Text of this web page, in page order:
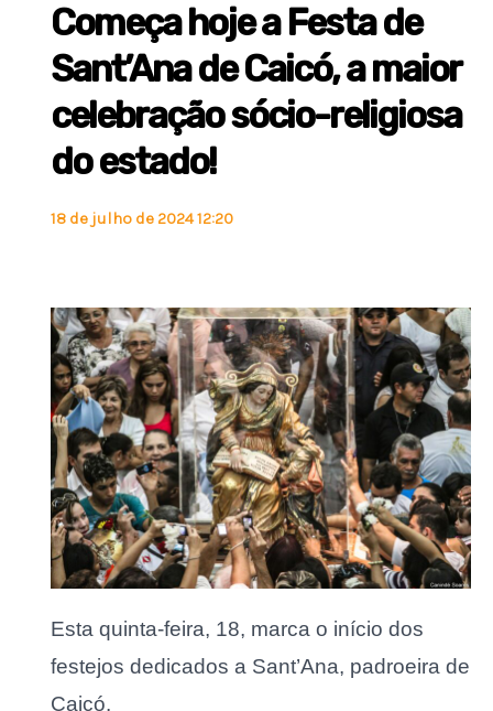
Começa hoje a Festa de
Sant’Ana de Caicó, a maior
celebração sócio-religiosa
do estado!
18 de julho de 2024 12:20
Esta quinta-feira, 18, marca o início dos
festejos dedicados a Sant’Ana, padroeira de
Caicó.